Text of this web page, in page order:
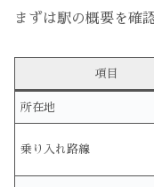
まずは駅の概要を確
項目
所在地
乗り入れ路線